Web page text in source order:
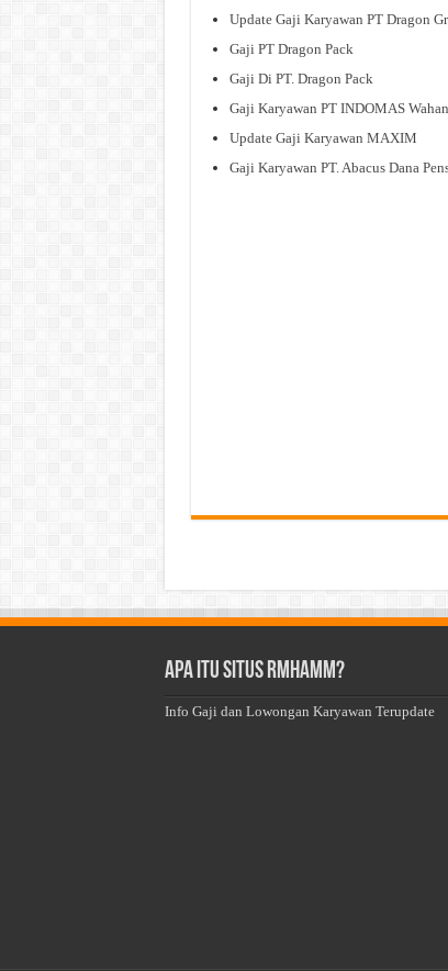
Update Gaji Karyawan PT Dragon
Gaji PT Dragon Pack
Gaji Di PT. Dragon Pack
Gaji Karyawan PT INDOMAS
Update Gaji Karyawan MAXIM
Gaji Karyawan PT. Abacus Dana
Apa Itu Situs Rmhamm?
Info Gaji dan Lowongan Karyawan Terupdate